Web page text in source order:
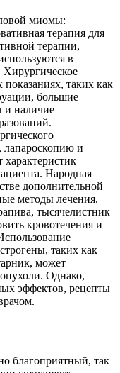
миомы:
терапия для
терапии,
в
таких как
большие
и наличие
лапароскопию и
Народная
дополнительной
методы лечения.
тысячелистник
кровотечения и
таких как
может
Однако,
эффектов, рецепты
благоприятный, так